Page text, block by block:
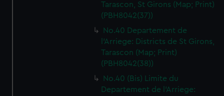
Tarascon, St Girons (Map; Print)
(PBH8042(37))
No.40 Departement de
l'Arriege: Districts de St Girons,
Tarascon (Map; Print)
(PBH8042(38))
No.40 (Bis) Limite du
Departement de l'Arriege: